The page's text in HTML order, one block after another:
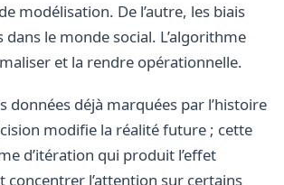
modélisation. De l’autre, les biais
le monde social. L’algorithme
et la rendre opérationnelle.
données déjà marquées par l’histoire
modifie la réalité future ; cette
d’itération qui produit l’effet
l’attention sur certains